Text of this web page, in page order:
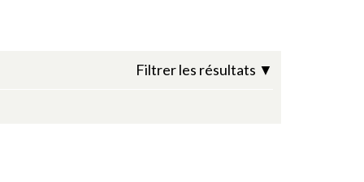
Filtrer les résultats